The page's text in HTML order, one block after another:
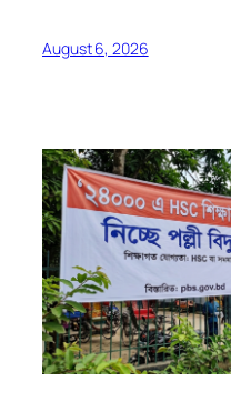
August 6, 2026